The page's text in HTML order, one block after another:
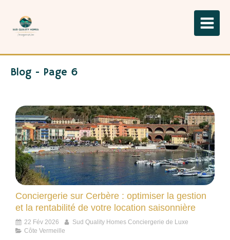
Blog - Page 6
Conciergerie sur Cerbère : optimiser la gestion
et la rentabilité de votre location saisonnière
22 Fév 2026
Sud Quality Homes Conciergerie de Luxe
Côte Vermeille